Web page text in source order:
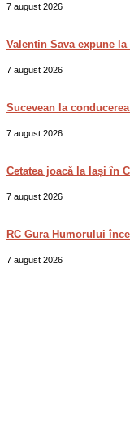
7 august 2026
Valentin Sava expune
7 august 2026
Sucevean la
7 august 2026
Cetatea joacă la Iași în
7 august 2026
RC Gura Humorului
7 august 2026